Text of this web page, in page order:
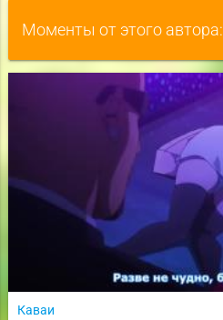
Моменты от этого автора:
Каваи